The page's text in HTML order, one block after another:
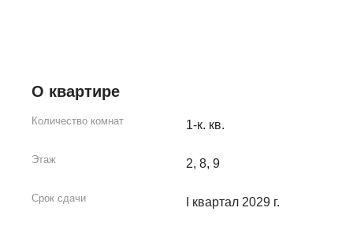
О квартире
Количество комнат 1-к. кв.
Этаж 2, 8, 9
Срок сдачи I квартал 2029 г.